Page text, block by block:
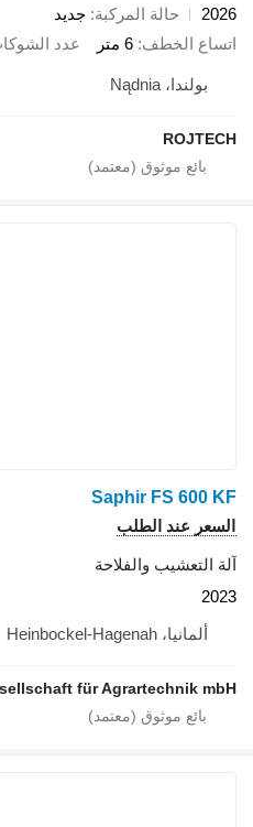
حالة المركبة جديد
الخطف 6 متر عدد الشوكات 40
Saphir FS
عند الطلب
والفلاحة
ألمانيا، Heinbockel-Hagenah